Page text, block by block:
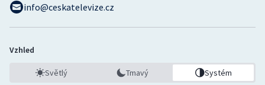
info@ceskatelevize.cz
Vzhled
Světlý Tmavý Systém